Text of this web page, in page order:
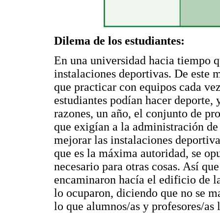
Dilema de los estudiantes:
En una universidad hacia tiempo
instalaciones deportivas. De este
que practicar con equipos cada
estudiantes podían hacer deporte,
razones, un año, el conjunto de
que exigían a la administración
mejorar las instalaciones
que es la máxima autoridad, se
necesario para otras cosas. Así
encaminaron hacía el edificio de
lo ocuparon, diciendo que no se
lo que alumnos/as y profesores/as